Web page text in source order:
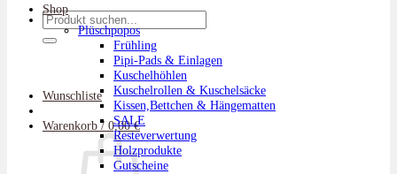
Suchen
nach:
Wunschliste
Warenkorb / 0,00€
Shop
Plüschpopos
Frühling
Pipi-Pads & Einlagen
Kuschelhöhlen
Kuschelrollen & Kuschelsäcke
Kissen,Bettchen & Hängematten
SALE
Resteverwertung
Holzprodukte
Gutscheine